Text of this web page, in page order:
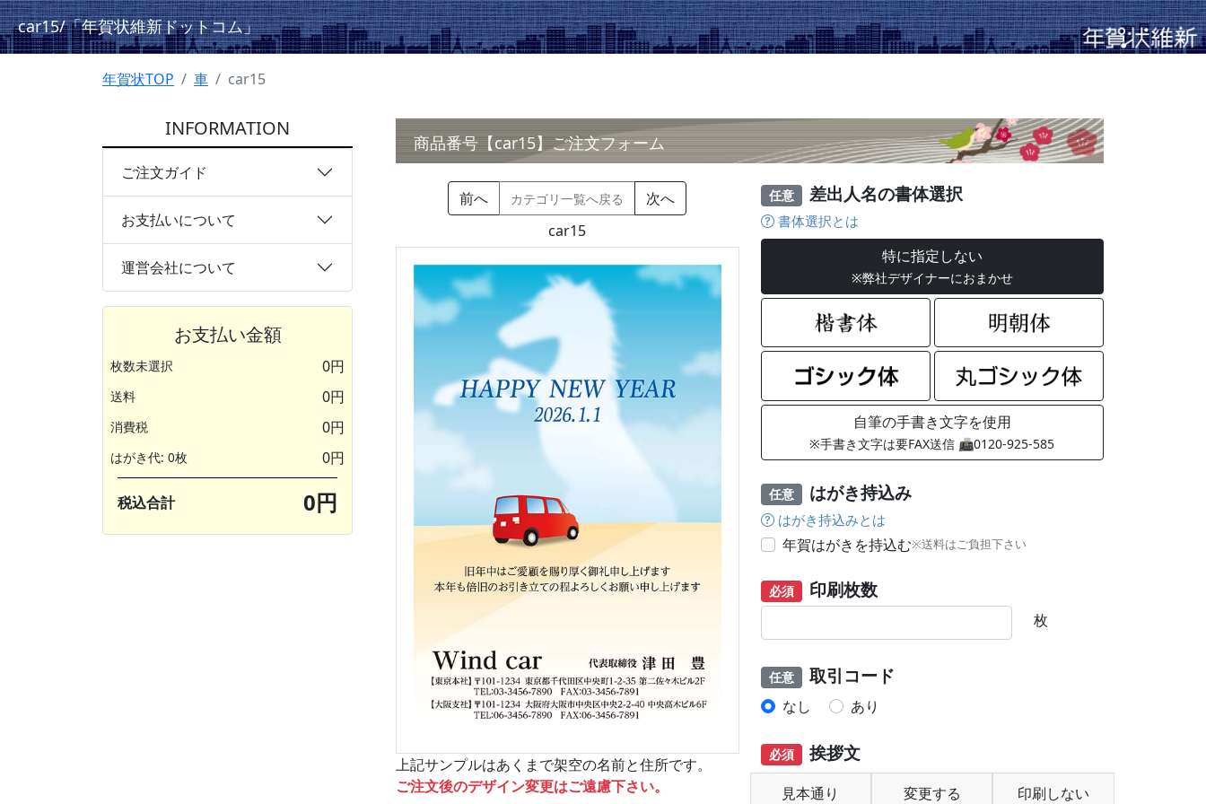
car15/「年賀状維新ドットコム」
年賀状TOP 車 car15
INFORMATION
ご注文ガイド
お支払いについて
運営会社について
商品番号【car15】ご注文フォーム
前へ カテゴリ一覧へ戻る
次へ
car15
上記サンプルはあくまで架空の名前と住所です。
ご注文後のデザイン変更はご遠慮下さい。
任意 差出人名の書体選択
書体選択とは
特に指定しない
※弊社デザイナーにおまかせ
自筆の手書き文字を使用
※手書き文字は要FAX送信 📠0120-925-585
任意 はがき持込み
はがき持込みとは
年賀はがきを持込む※送料はご負担下さい
必須 印刷枚数
枚
任意 取引コード
なし あり
必須 挨拶文
見本通り 変更する 印刷しない
お支払い金額
枚数未選択 0円
送料 0円
消費税 0円
はがき代: 0枚 0円
税込合計 0円